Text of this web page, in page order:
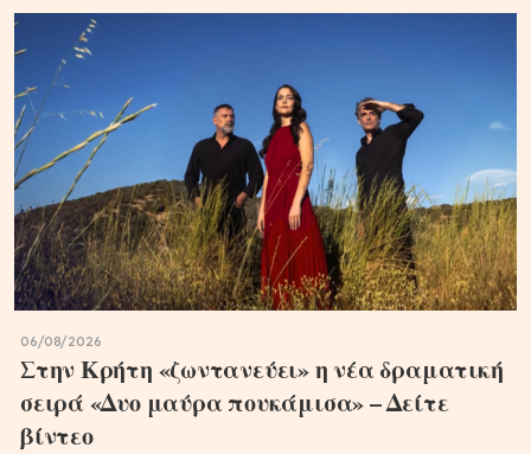
06/08/2026
Στην Κρήτη «ζωντανεύει» η νέα δραματική
σειρά «Δυο μαύρα πουκάμισα» – Δείτε
βίντεο